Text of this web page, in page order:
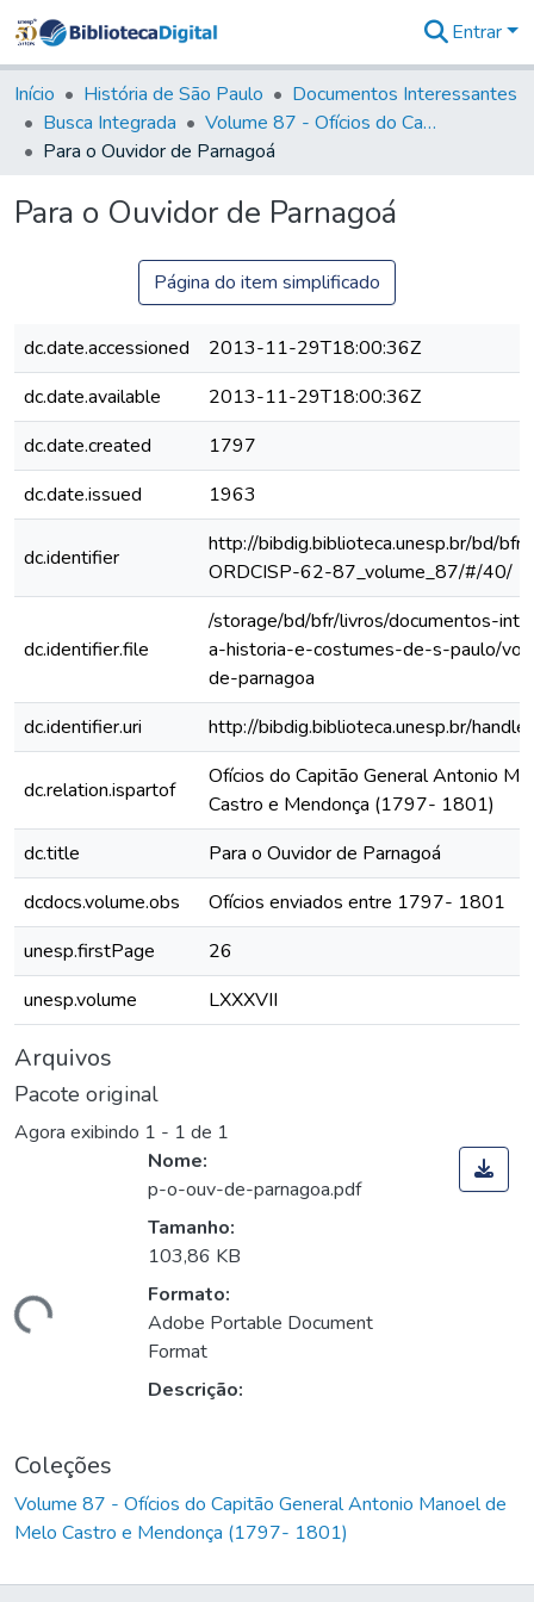
&
Coleções
Tudo na
Biblioteca
Estatísticas
Entrar
Início História de São Paulo
Documentos Interessantes
Busca Integrada
Volume 87 - Ofícios do Capitão General Antonio Manoel de Melo Castro e Mendonça (1797- 1801)
Para o Ouvidor de Parnagoá
Para o Ouvidor de Parnagoá
Página do item simplificado
dc.date.accessioned
2013-11-29T18:00:36Z
dc.date.available
2013-11-29T18:00:36Z
dc.date.created
1797
dc.date.issued
1963
dc.identifier
http://bibdig.biblioteca.unesp.br/bd/
ORDCISP-62-87_volume_87/#/40/
dc.identifier.file
/storage/bd/bfr/livros/documentos-
a-historia-e-costumes-de-s-paulo/
de-parnagoa
dc.identifier.uri
http://bibdig.biblioteca.unesp.br/
dc.relation.ispartof
Ofícios do Capitão General Antonio
Castro e Mendonça (1797- 1801)
dc.title
Para o Ouvidor de Parnagoá
dcdocs.volume.obs
Ofícios enviados entre 1797- 1801
unesp.firstPage
26
unesp.volume
LXXXVII
Arquivos
Pacote original
Agora exibindo 1 - 1 de 1
Nome:
p-o-ouv-de-parnagoa.pdf
Tamanho:
103,86 KB
Formato:
Adobe Portable Document
Format
Descrição:
Coleções
Volume 87 - Ofícios do Capitão General Antonio Manoel de
Melo Castro e Mendonça (1797- 1801)